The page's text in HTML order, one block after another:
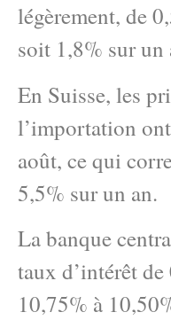
légèrement, de
soit 1,8% sur un
En Suisse, les
l’importation
août, ce qui
5,5% sur un an.
La banque
taux d’intérêt
10,75% à